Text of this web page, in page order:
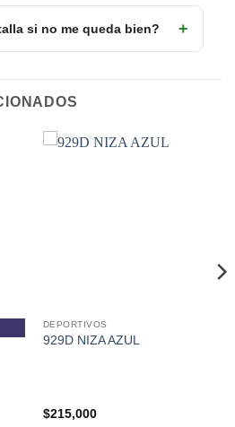
si no me queda bien?
DEPORTIVOS
929D NIZA AZUL
$215,000
Este
producto
Las